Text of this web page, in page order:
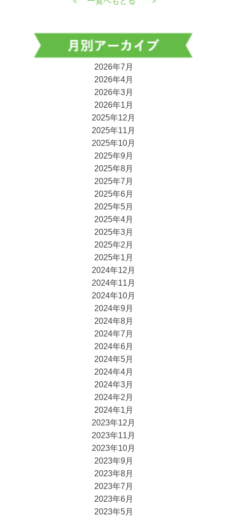
2026年7月
2026年4月
2026年3月
2026年1月
2025年12月
2025年11月
2025年10月
2025年9月
2025年8月
2025年7月
2025年6月
2025年5月
2025年4月
2025年3月
2025年2月
2025年1月
2024年12月
2024年11月
2024年10月
2024年9月
2024年8月
2024年7月
2024年6月
2024年5月
2024年4月
2024年3月
2024年2月
2024年1月
2023年12月
2023年11月
2023年10月
2023年9月
2023年8月
2023年7月
2023年6月
2023年5月